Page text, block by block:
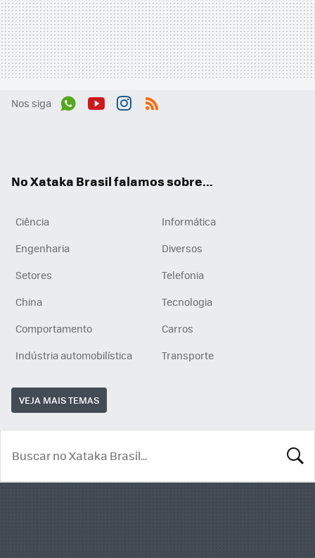
Nos siga
No Xataka Brasil falamos sobre...
Ciência
Informática
Engenharia
Diversos
Setores
Telefonia
China
Tecnologia
Comportamento
Carros
Indústria automobilística
Transporte
VEJA MAIS TEMAS